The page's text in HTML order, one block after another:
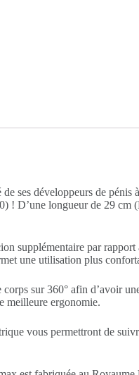
ses développeurs de
D’une longueur de 29 cm
supplémentaire par
une utilisation plus
sur 360° afin d’avoir
meilleure ergonomie.
vous permettront de